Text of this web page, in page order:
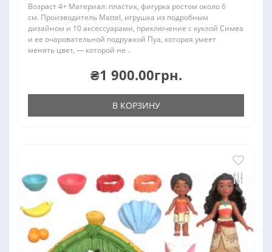
Возраст 4+ Материал: пластик, фигурка ростом около 6
см. Производитель Mattel, игрушка из подробным
дизайном и 10 аксессуарами, приключение с куклой Симеа
и ее очаровательной подружкой Пуа, которая умеет
менять цвет, — которой не ..
₴1 900.00грн.
В КОРЗИНУ